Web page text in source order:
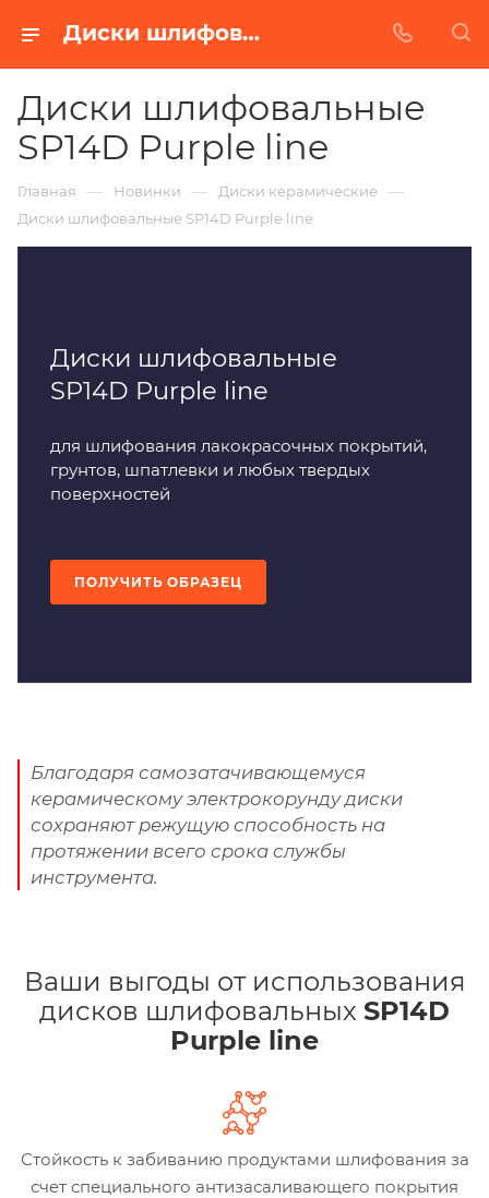
Диски шлифовальные SP14D Purple line с керамическим зерном купить от завода БАЗ в Екатеринбурге
Диски шлифовальные
SP14D Purple line
Главная — Новинки — Диски керамические —
Диски шлифовальные SP14D Purple line
Диски шлифовальные
SP14D Purple line
для шлифования лакокрасочных покрытий,
грунтов, шпатлевки и любых твердых
поверхностей
ПОЛУЧИТЬ ОБРАЗЕЦ
Благодаря самозатачивающемуся
керамическому электрокорунду диски
сохраняют режущую способность на
протяжении всего срока службы
инструмента.
Ваши выгоды от использования
дисков шлифовальных SP14D
Purple line
Стойкость к забиванию продуктами шлифования за
счет специального антизасаливающего покрытия